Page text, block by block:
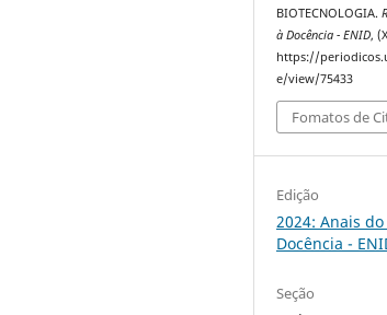
BIOTECNOLOGIA.
à Docência - ENID,
https://
e/view/75433
Fomatos de
Edição
2024: Anais
Docência -
Seção